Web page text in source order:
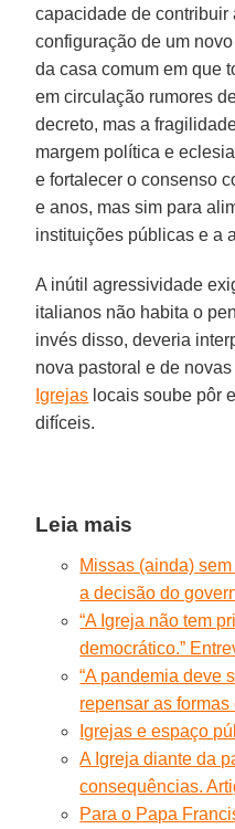
capacidade de contribuir
configuração de um
da casa comum em que
em circulação rumores
decreto, mas a
margem política e
e fortalecer o consenso
e anos, mas sim para
instituições públicas e a
A inútil agressividade
italianos não habita o
invés disso, deveria
nova pastoral e de
Igrejas locais soube pôr
difíceis.
Leia mais
Missas (ainda)
a decisão do
“A Igreja não tem
democrático.”
“A pandemia deve
repensar as formas
Igrejas e espaço
A Igreja diante da
consequências.
Para o Papa